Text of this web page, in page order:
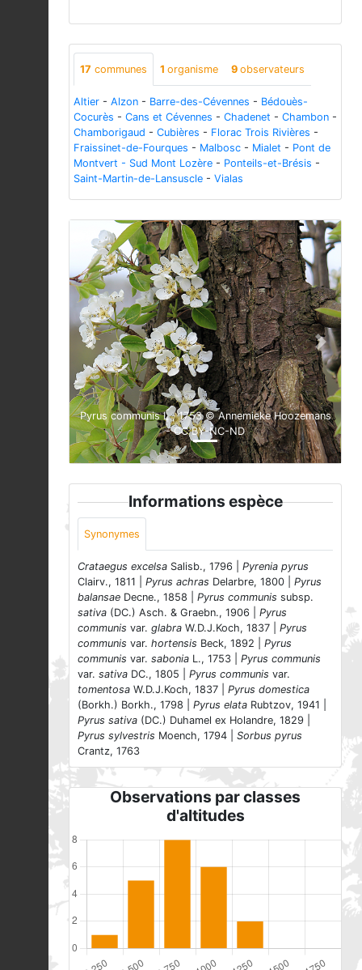
17 communes 1 organisme 9 observateurs
Altier - Alzon - Barre-des-Cévennes - Bédouès-
Cocurès - Cans et Cévennes - Chadenet - Chambon -
Chamborigaud - Cubières - Florac Trois Rivières -
Fraissinet-de-Fourques - Malbosc - Mialet - Pont de
Montvert - Sud Mont Lozère - Ponteils-et-Brésis -
Saint-Martin-de-Lansuscle - Vialas
Pyrus communis L., 1753 © Annemieke Hoozemans
- CC BY-NC-ND
Previous Next
Informations espèce
Synonymes
Crataegus excelsa Salisb., 1796 | Pyrenia pyrus
Clairv., 1811 | Pyrus achras Delarbre, 1800 | Pyrus
balansae Decne., 1858 | Pyrus communis subsp.
sativa (DC.) Asch. & Graebn., 1906 | Pyrus
communis var. glabra W.D.J.Koch, 1837 | Pyrus
communis var. hortensis Beck, 1892 | Pyrus
communis var. sabonia L., 1753 | Pyrus communis
var. sativa DC., 1805 | Pyrus communis var.
tomentosa W.D.J.Koch, 1837 | Pyrus domestica
(Borkh.) Borkh., 1798 | Pyrus elata Rubtzov, 1941 |
Pyrus sativa (DC.) Duhamel ex Holandre, 1829 |
Pyrus sylvestris Moench, 1794 | Sorbus pyrus
Crantz, 1763
Observations par classes
d'altitudes